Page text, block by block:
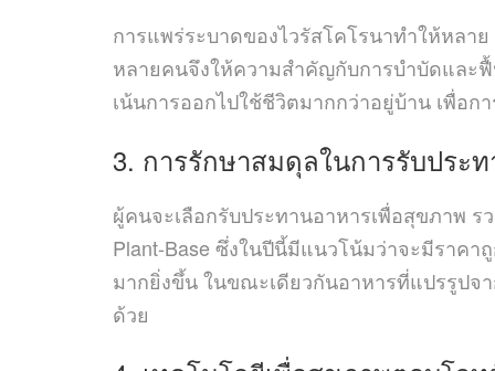
การแพร่ระบาดของไวรัสโคโรนาทำให้หล
หลายคนจึงให้ความสำคัญกับการบำบัดและ
เน้นการออกไปใช้ชีวิตมากกว่าอยู่บ้าน เพื่อ
3. การรักษาสมดุลในการรับประ
ผู้คนจะเลือกรับประทานอาหารเพื่อสุขภาพ
Plant-Base ซึ่งในปีนี้มีแนวโน้มว่าจะมีราค
มากยิ่งขึ้น ในขณะเดียวกันอาหารที่แปรรูปจ
ด้วย